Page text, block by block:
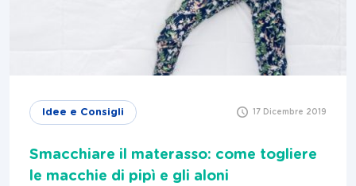
Idee e Consigli 17 Dicembre 2019
Smacchiare il materasso: come togliere
le macchie di pipì e gli aloni